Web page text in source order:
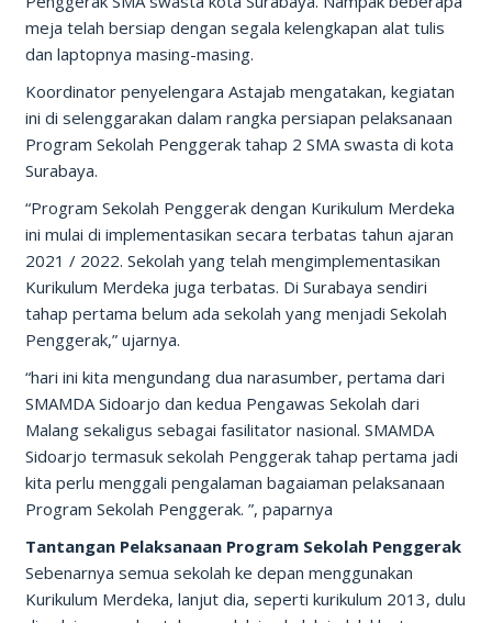
meja telah bersiap dengan segala kelengkapan alat tulis
dan laptopnya masing-masing.
Koordinator penyelengara Astajab mengatakan, kegiatan
ini di selenggarakan dalam rangka persiapan pelaksanaan
Program Sekolah Penggerak tahap 2 SMA swasta di kota
Surabaya.
“Program Sekolah Penggerak dengan Kurikulum Merdeka
ini mulai di implementasikan secara terbatas tahun ajaran
2021 / 2022. Sekolah yang telah mengimplementasikan
Kurikulum Merdeka juga terbatas. Di Surabaya sendiri
tahap pertama belum ada sekolah yang menjadi Sekolah
Penggerak,” ujarnya.
“hari ini kita mengundang dua narasumber, pertama dari
SMAMDA Sidoarjo dan kedua Pengawas Sekolah dari
Malang sekaligus sebagai fasilitator nasional. SMAMDA
Sidoarjo termasuk sekolah Penggerak tahap pertama jadi
kita perlu menggali pengalaman bagaiaman pelaksanaan
Program Sekolah Penggerak. ”, paparnya
Tantangan Pelaksanaan Program Sekolah Penggerak
Sebenarnya semua sekolah ke depan menggunakan
Kurikulum Merdeka, lanjut dia, seperti kurikulum 2013, dulu